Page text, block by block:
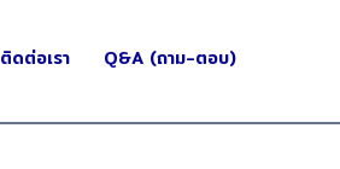
ติดต่อเรา Q&A (ถาม-ตอบ)